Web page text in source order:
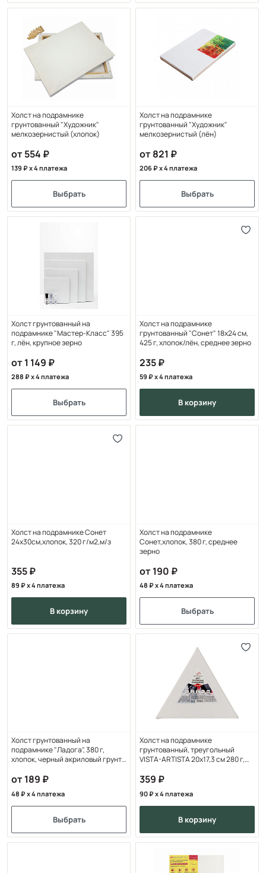
Холст на подрамнике
грунтованный "Художник"
мелкозернистый (хлопок)
от 554
139 x 4 платежа
Выбрать
Холст на подрамнике
грунтованный "Художник"
мелкозернистый (лён)
от 821
206 x 4 платежа
Выбрать
Холст грунтованный на
подрамнике "Мастер-Класс" 395
г, лён, крупное зерно
от 1 149
288 x 4 платежа
Выбрать
Холст на подрамнике
грунтованный "Сонет" 18х24 см,
425 г, хлопок/лён, среднее зерно
235
59 x 4 платежа
в корзину
Холст на подрамнике Сонет
24х30см,хлопок, 320 г/м2,м/з
355
89 x 4 платежа
в корзину
Холст на подрамнике
Сонет,хлопок, 380 г, среднее
зерно
от 190
48 x 4 платежа
Выбрать
Холст грунтованный на
подрамнике "Ладога", 380 г,
хлопок, черный акриловый грунт,
от 189
48 x 4 платежа
Выбрать
Холст на подрамнике
грунтованный, треугольный
VISTA-ARTISTA 20х17,3 см 280 г,
359
90 x 4 платежа
в корзину